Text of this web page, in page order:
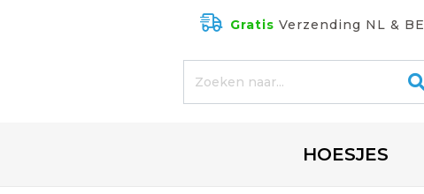
Gratis Verzending NL & BE
HOESJES